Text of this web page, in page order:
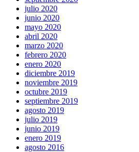
julio 2020
junio 2020
mayo 2020
abril 2020
marzo 2020
febrero 2020
enero 2020
diciembre 2019
noviembre 2019
octubre 2019
septiembre 2019
agosto 2019
julio 2019
junio 2019
enero 2019
agosto 2016